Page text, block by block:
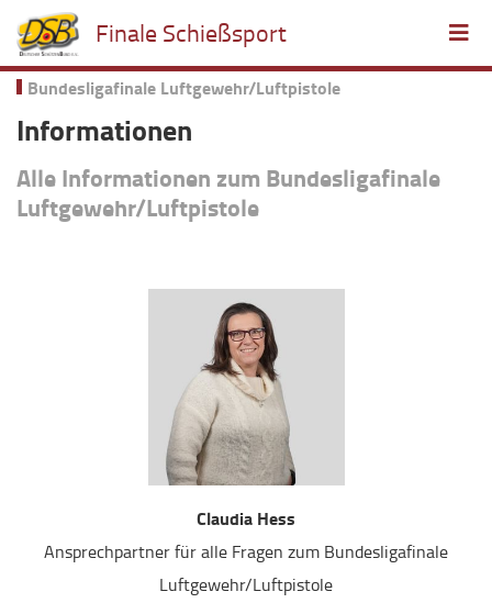
Finale Schießsport
Bundesligafinale Luftgewehr/Luftpistole
Informationen
Alle Informationen zum Bundesligafinale
Luftgewehr/Luftpistole
Claudia Hess
Ansprechpartner für alle Fragen zum Bundesligafinale
Luftgewehr/Luftpistole